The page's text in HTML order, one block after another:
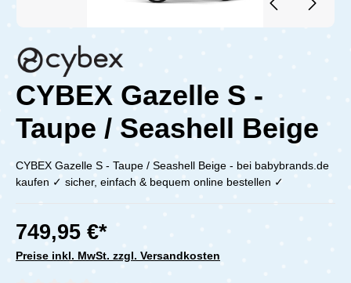
CYBEX Gazelle S -
Taupe / Seashell Beige
CYBEX Gazelle S - Taupe / Seashell Beige - bei babybrands.de
kaufen ✓ sicher, einfach & bequem online bestellen ✓
749,95 €*
Preise inkl. MwSt. zzgl. Versandkosten